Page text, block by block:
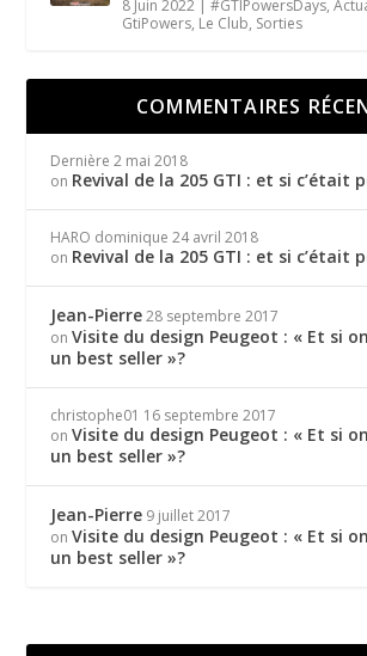
8 Juin 2022 |#GTIPowersDays,
GtiPowers, Le Club, Sorties
COMMENTAIRES
Dernière 2 mai 2018
on Revival de la 205 GTI : et si c’était
HARO dominique 24 avril 2018
on Revival de la 205 GTI : et si c’était
Jean-Pierre 28 septembre 2017
onVisite du design Peugeot : « Et si
un best seller »?
christophe01 16 septembre 2017
onVisite du design Peugeot : « Et si
un best seller »?
Jean-Pierre 9 juillet 2017
onVisite du design Peugeot : « Et si
un best seller »?